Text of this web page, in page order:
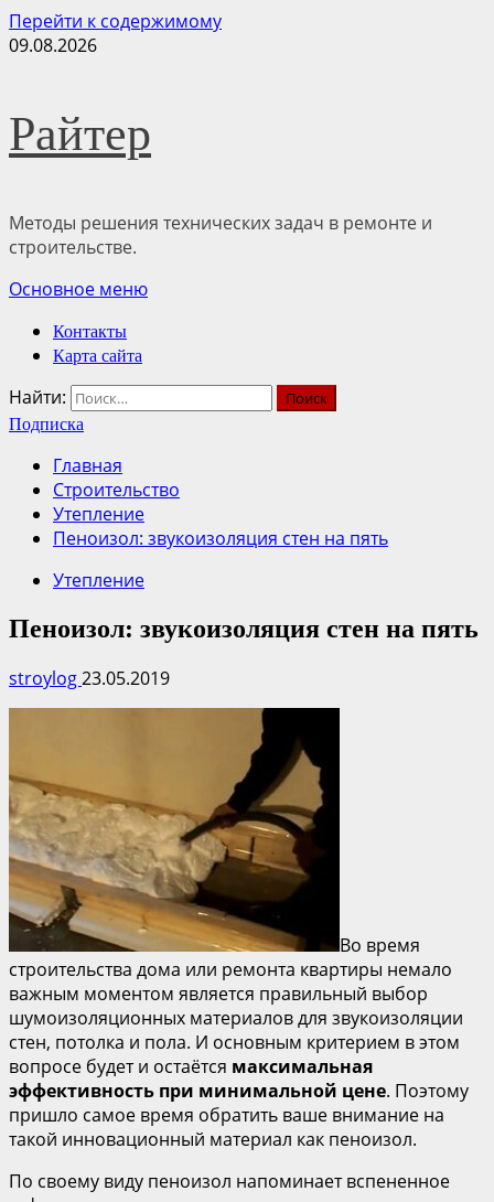
Перейти к содержимому
09.08.2026
Райтер
Методы решения технических задач в ремонте и
строительстве.
Основное меню
Контакты
Карта сайта
Найти:
Подписка
Главная
Строительство
Утепление
Пеноизол: звукоизоляция стен на пять
Утепление
Пеноизол: звукоизоляция стен на пять
stroylog23.05.2019
Во время
строительства дома или ремонта квартиры немало
важным моментом является правильный выбор
шумоизоляционных материалов для звукоизоляции
стен, потолка и пола. И основным критерием в этом
вопросе будет и остаётся максимальная
эффективность при минимальной цене. Поэтому
пришло самое время обратить ваше внимание на
такой инновационный материал как пеноизол.
По своему виду пеноизол напоминает вспененное